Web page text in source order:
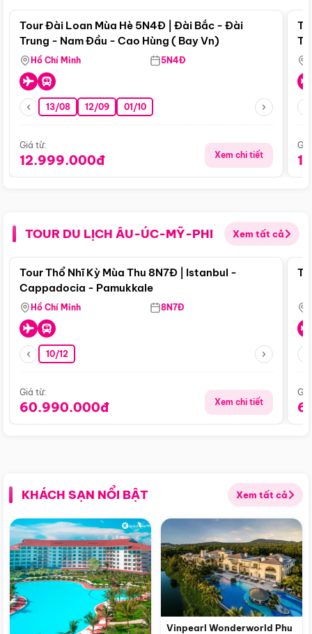
Tour Đài Loan Mùa Hè 5N4Đ | Đài Bắc - Đài
Trung - Nam Đầu - Cao Hùng ( Bay Vn)
Hồ Chí Minh 5N4Đ
13/08 12/09 01/10
Giá từ:
12.999.000đ Xem chi tiết
TOUR DU LỊCH ÂU-ÚC-MỸ-PHI Xem tất cả
Điểm nổi bật
Tour Thổ Nhĩ Kỳ Mùa Thu 8N7Đ | Istanbul -
Cappadocia - Pamukkale
Hồ Chí Minh 8N7Đ
10/12
Giá từ:
60.990.000đ Xem chi tiết
KHÁCH SẠN NỔI BẬT Xem tất cả
Vinpearl Wonderworld Phu